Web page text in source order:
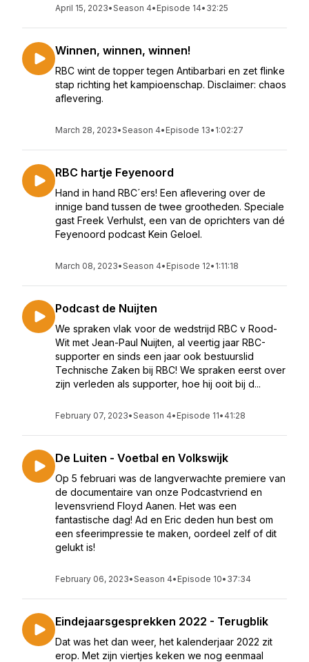
April 15, 2023•Season 4• Episode 14• 32:25
Winnen, winnen, winnen!
RBC wint de topper tegen Antibarbari en zet flinke
stap richting het kampioenschap. Disclaimer: chaos
aflevering.
March 28, 2023•Season 4• Episode 13• 1:02:27
RBC hartje Feyenoord
Hand in hand RBC´ers! Een aflevering over de
innige band tussen de twee grootheden. Speciale
gast Freek Verhulst, een van de oprichters van dé
Feyenoord podcast Kein Geloel.
March 08, 2023•Season 4• Episode 12• 1:11:18
Podcast de Nuijten
We spraken vlak voor de wedstrijd RBC v Rood-
Wit met Jean-Paul Nuijten, al veertig jaar RBC-
supporter en sinds een jaar ook bestuurslid
Technische Zaken bij RBC! We spraken eerst over
zijn verleden als supporter, hoe hij ooit bij d...
February 07, 2023•Season 4• Episode 11• 41:28
De Luiten - Voetbal en Volkswijk
Op 5 februari was de langverwachte premiere van
de documentaire van onze Podcastvriend en
levensvriend Floyd Aanen. Het was een
fantastische dag! Ad en Eric deden hun best om
een sfeerimpressie te maken, oordeel zelf of dit
gelukt is!
February 06, 2023•Season 4• Episode 10• 37:34
Eindejaarsgesprekken 2022 - Terugblik
Dat was het dan weer, het kalenderjaar 2022 zit
erop. Met zijn viertjes keken we nog eenmaal